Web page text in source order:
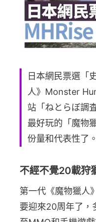
日本網民票選「
人》Monster
站「ねとらぼ調
最好玩的「魔物
份量和代表性了。
不經不覺20載狩
第一代《魔物獵人
要迎來20周年了，